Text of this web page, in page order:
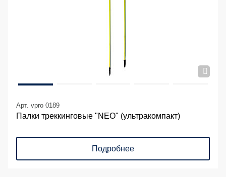
Арт. vpro 0189
Палки треккинговые "NEO" (ультракомпакт)
Подробнее